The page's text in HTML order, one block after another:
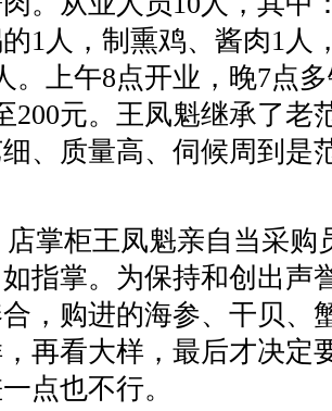
1人，制熏鸡、酱肉1人
。上午8点开业，晚7点
200元。王凤魁继承了老
、质量高、伺候周到是
掌柜王凤魁亲自当采购
指掌。为保持和创出声
，购进的海参、干贝、
再看大样，最后才决定
点也不行。